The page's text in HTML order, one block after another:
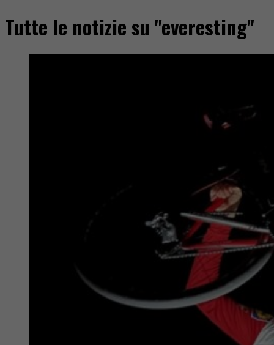
Tutte le notizie su "everesting"